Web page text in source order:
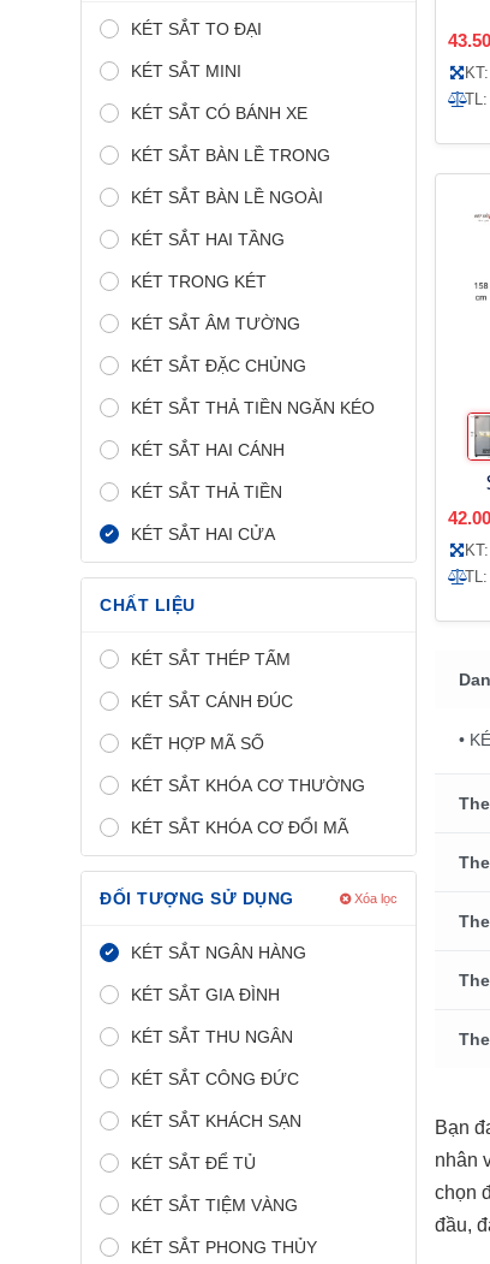
KÉT SẮT TO ĐẠI
KÉT SẮT MINI
KÉT SẮT CÓ BÁNH XE
KÉT SẮT BÀN LỀ TRONG
KÉT SẮT BÀN LỀ NGOÀI
KÉT SẮT HAI TẦNG
KÉT TRONG KÉT
KÉT SẮT ÂM TƯỜNG
KÉT SẮT ĐẶC CHỦNG
KÉT SẮT THẢ TIỀN NGĂN KÉO
KÉT SẮT HAI CÁNH
KÉT SẮT THẢ TIỀN
KÉT SẮT HAI CỬA
CHẤT LIỆU
KÉT SẮT THÉP TẤM
KÉT SẮT CÁNH ĐÚC
KẾT HỢP MÃ SỐ
KÉT SẮT KHÓA CƠ THƯỜNG
KÉT SẮT KHÓA CƠ ĐỔI MÃ
ĐỐI TƯỢNG SỬ DỤNG Xóa lọc
KÉT SẮT NGÂN HÀNG
KÉT SẮT GIA ĐÌNH
KÉT SẮT THU NGÂN
KÉT SẮT CÔNG ĐỨC
KÉT SẮT KHÁCH SẠN
KÉT SẮT ĐỂ TỦ
KÉT SẮT TIỆM VÀNG
KÉT SẮT PHONG THỦY
•
Bạn
nhân
chọn
đầu,